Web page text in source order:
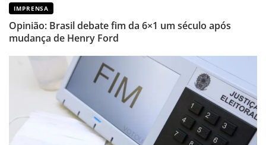
IMPRENSA
Opinião: Brasil debate fim da 6×1 um século após
mudança de Henry Ford